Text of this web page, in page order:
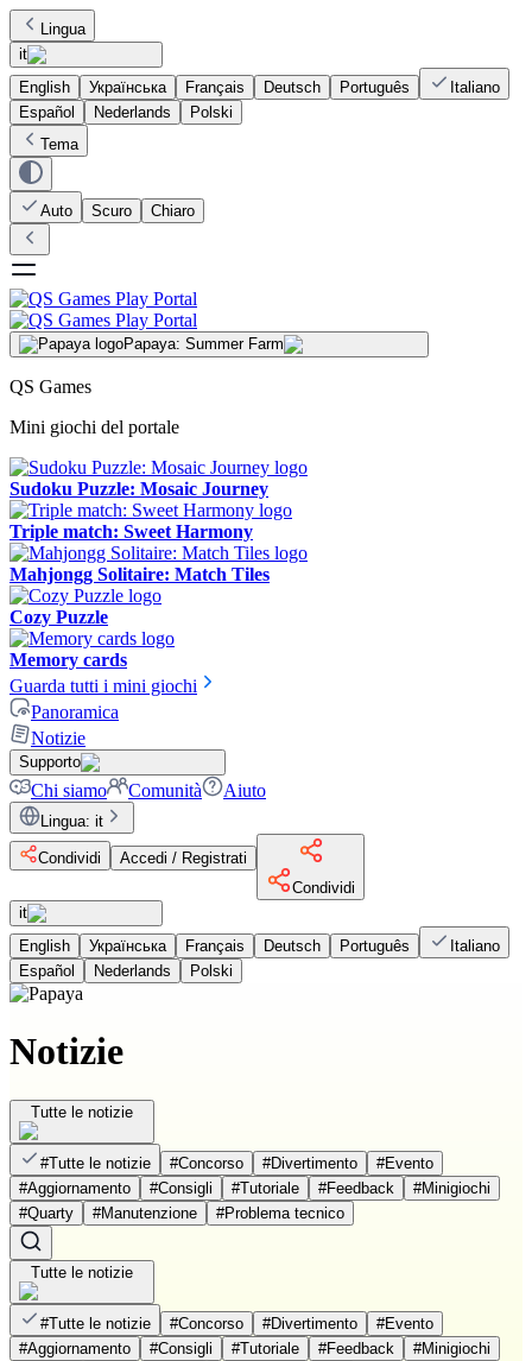
Lingua
it
English
Українська Français Deutsch Português
Italiano
Español
Nederlands
Polski
Tema
Auto Scuro Chiaro
Papaya: Summer Farm
QS Games
Mini giochi del portale
Sudoku Puzzle: Mosaic Journey
Triple match: Sweet Harmony
Mahjongg Solitaire: Match Tiles
Cozy Puzzle
Memory cards
Guarda tutti i mini giochi
Panoramica
Notizie
Supporto
Chi siamo Comunità Aiuto
Lingua: it
Condividi
Accedi / Registrati
Condividi
it
English
Українська Français Deutsch Português
Italiano
Español
Nederlands Polski
Notizie
Tutte le notizie
#Tutte le notizie #Concorso #Divertimento #Evento
#Aggiornamento #Consigli #Tutoriale #Feedback #Minigiochi
#Quarty #Manutenzione #Problema tecnico
Tutte le notizie
#Tutte le notizie #Concorso #Divertimento #Evento
#Aggiornamento #Consigli #Tutoriale #Feedback #Minigiochi